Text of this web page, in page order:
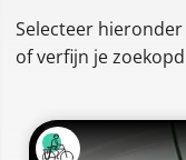
Selecteer
of verfijn je